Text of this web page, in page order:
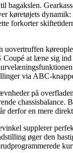
forkorter
at læne sig
via ABC-
på
en mere
supplerer
øger den